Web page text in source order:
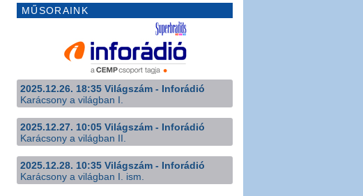
MŰSORAINK
2025.12.26. 18:35 Világszám - Inforádió
Karácsony a világban I.
2025.12.27. 10:05 Világszám - Inforádió
Karácsony a világban II.
2025.12.28. 10:35 Világszám - Inforádió
Karácsony a világban I. ism.